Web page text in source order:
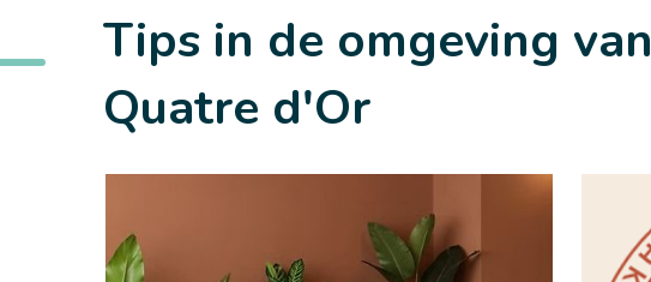
Tips in de omgeving van
Quatre d'Or